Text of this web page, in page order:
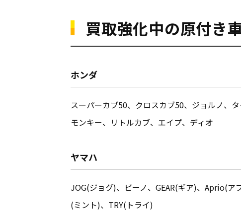
買取強化中の原付き
ホンダ
スーパーカブ50、クロスカブ50、ジョルノ、
モンキー、リトルカブ、エイプ、ディオ
ヤマハ
JOG(ジョグ)、ビーノ、GEAR(ギア)、Aprio(
(ミント)、TRY(トライ)